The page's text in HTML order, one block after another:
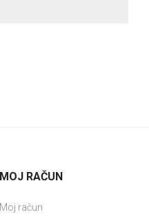
MOJ RAČUN
Moj račun